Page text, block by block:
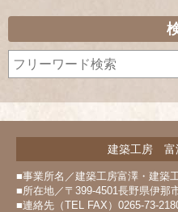
イ
ブ
建築工房 富
■事業所名／建築工房富澤・建築
■所在地／〒399-4501長野県伊那
■連絡先（TEL FAX）0265-73-